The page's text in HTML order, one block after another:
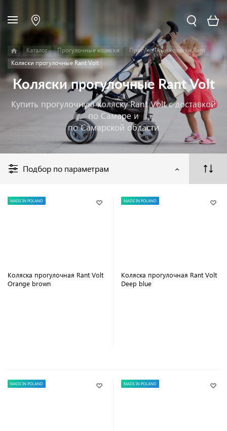
Каталог Прогулочные коляски
Прогулочные коляски Rant
Коляски прогулочные Rant Volt
Коляски прогулочные Rant Volt
Купить прогулочную коляску Rant Volt с доставкой
по Самаре и
по Самарской области
Подбор по параметрам
MADE IN POLAND
Коляска прогулочная Rant Volt
Orange brown
MADE IN POLAND
Коляска прогулочная Rant Volt
Deep blue
MADE IN POLAND MADE IN POLAND